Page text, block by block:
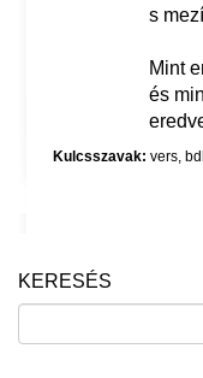
s
Mint
és
Kulcsszavak: vers
KERESÉS